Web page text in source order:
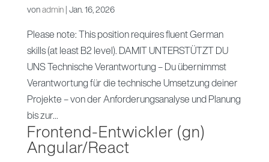
vonadmin|Jan. 16, 2026
Please note: This position requires fluent German
skills (at least B2 level). DAMIT UNTERSTÜTZT DU
UNS Technische Verantwortung – Du übernimmst
Verantwortung für die technische Umsetzung deiner
Projekte – von der Anforderungsanalyse und Planung
bis zur...
Frontend-Entwickler (gn)
Angular/React